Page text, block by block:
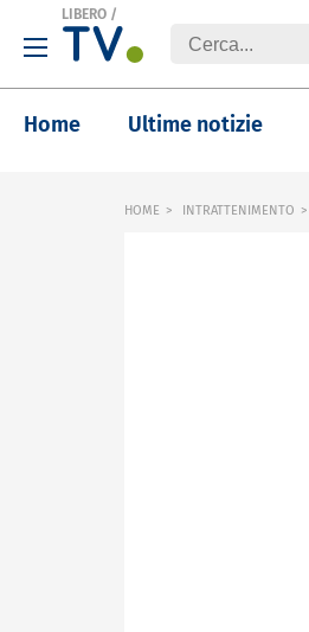
LIBERO /
Home Ultime notizie
HOME INTRATTENIMENTO